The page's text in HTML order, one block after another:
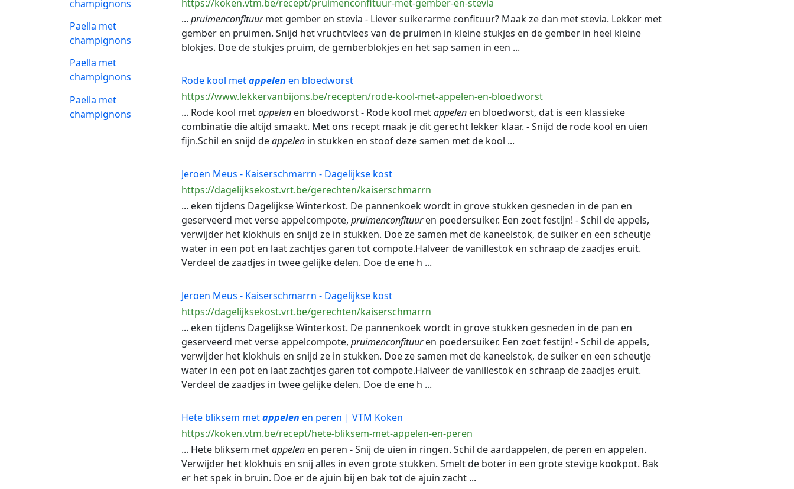
champignons
Paella met
champignons
Paella met
champignons
Paella met
champignons
https://koken.vtm.be/recept/pruimenconfituur-met-gember-en-stevia
... pruimenconfituurmet gember en stevia - Liever suikerarme confituur? Maak ze dan met stevia. Lekker met
gember en pruimen. Snijd het vruchtvlees van de pruimen in kleine stukjes en de gember in heel kleine
blokjes. Doe de stukjes pruim, de gemberblokjes en het sap samen in een ...
Rode kool metappelen en bloedworst
https://www.lekkervanbijons.be/recepten/rode-kool-met-appelen-en-bloedworst
... Rode kool metappelenen bloedworst - Rode kool metappelenen bloedworst, dat is een klassieke
combinatie die altijd smaakt. Met ons recept maak je dit gerecht lekker klaar. - Snijd de rode kool en uien
fijn.Schil en snijd deappelenin stukken en stoof deze samen met de kool ...
Jeroen Meus - Kaiserschmarrn - Dagelijkse kost
https://dagelijksekost.vrt.be/gerechten/kaiserschmarrn
... eken tijdens Dagelijkse Winterkost. De pannenkoek wordt in grove stukken gesneden in de pan en
geserveerd met verse appelcompote, pruimenconfituuren poedersuiker. Een zoet festijn! - Schil de appels,
verwijder het klokhuis en snijd ze in stukken. Doe ze samen met de kaneelstok, de suiker en een scheutje
water in een pot en laat zachtjes garen tot compote.Halveer de vanillestok en schraap de zaadjes eruit.
Verdeel de zaadjes in twee gelijke delen. Doe de ene h ...
Jeroen Meus - Kaiserschmarrn - Dagelijkse kost
https://dagelijksekost.vrt.be/gerechten/kaiserschmarrn
... eken tijdens Dagelijkse Winterkost. De pannenkoek wordt in grove stukken gesneden in de pan en
geserveerd met verse appelcompote, pruimenconfituuren poedersuiker. Een zoet festijn! - Schil de appels,
verwijder het klokhuis en snijd ze in stukken. Doe ze samen met de kaneelstok, de suiker en een scheutje
water in een pot en laat zachtjes garen tot compote.Halveer de vanillestok en schraap de zaadjes eruit.
Verdeel de zaadjes in twee gelijke delen. Doe de ene h ...
Hete bliksem metappelen en peren | VTM Koken
https://koken.vtm.be/recept/hete-bliksem-met-appelen-en-peren
... Hete bliksem metappelenen peren - Snij de uien in ringen. Schil de aardappelen, de peren en appelen.
Verwijder het klokhuis en snij alles in even grote stukken. Smelt de boter in een grote stevige kookpot. Bak
er het spek in bruin. Doe er de ajuin bij en bak tot de ajuin zacht ...